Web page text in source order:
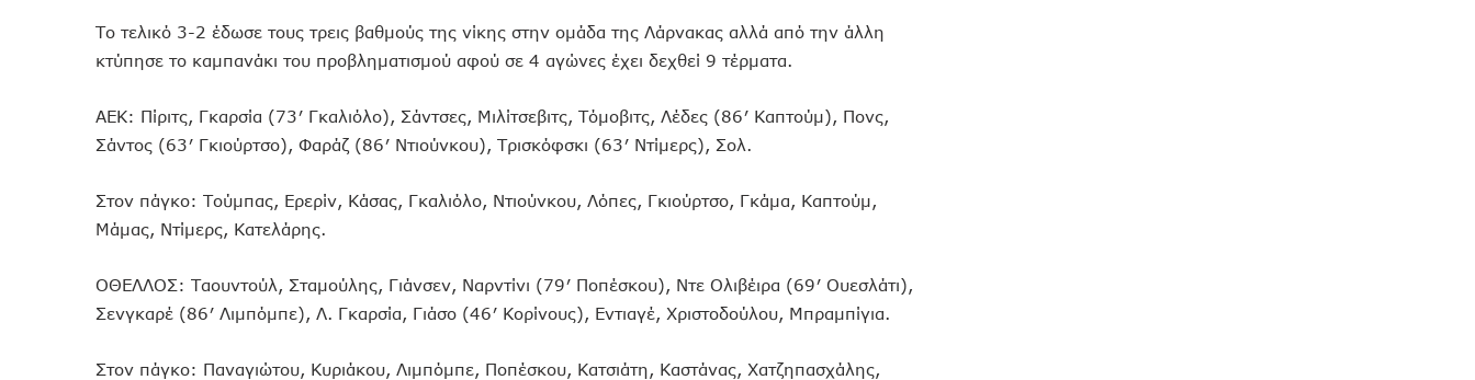
Το τελικό 3-2 έδωσε τους τρεις βαθμούς της νίκης στην ομάδα της Λάρνακας αλλά από την άλλη
κτύπησε το καμπανάκι του προβληματισμού αφού σε 4 αγώνες έχει δεχθεί 9 τέρματα.
ΑΕΚ: Πίριτς, Γκαρσία (73′ Γκαλιόλο), Σάντσες, Μιλίτσεβιτς, Τόμοβιτς, Λέδες (86′ Καπτούμ), Πονς,
Σάντος (63′ Γκιούρτσο), Φαράζ (86′ Ντιούνκου), Τρισκόφσκι (63′ Ντίμερς), Σολ.
Στον πάγκο: Τούμπας, Ερερίν, Κάσας, Γκαλιόλο, Ντιούνκου, Λόπες, Γκιούρτσο, Γκάμα, Καπτούμ,
Μάμας, Ντίμερς, Κατελάρης.
ΟΘΕΛΛΟΣ: Ταουντούλ, Σταμούλης, Γιάνσεν, Ναρντίνι (79′ Ποπέσκου), Ντε Ολιβέιρα (69′ Ουεσλάτι),
Σενγκαρέ (86′ Λιμπόμπε), Λ. Γκαρσία, Γιάσο (46′ Κορίνους), Εντιαγέ, Χριστοδούλου, Μπραμπίγια.
Στον πάγκο: Παναγιώτου, Κυριάκου, Λιμπόμπε, Ποπέσκου, Κατσιάτη, Καστάνας, Χατζηπασχάλης,